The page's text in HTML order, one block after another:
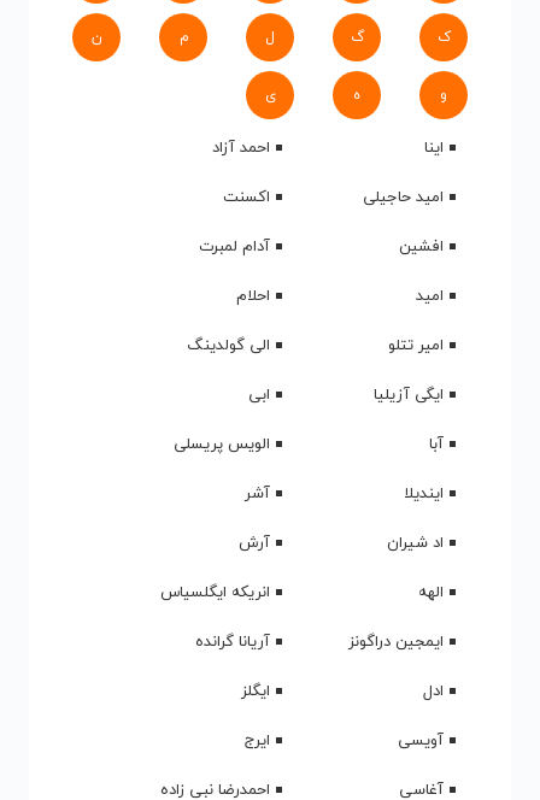
ک گ ل م ن
و ه ی
اینا
احمد آزاد
امید حاجیلی
اکسنت
افشین
آدام لمبرت
امید
احلام
امیر تتلو
الی گولدینگ
ایگی آزیلیا
ابی
آبا
الویس پریسلی
ایندیلا
آشر
اد شیران
آرش
الهه
انریکه ایگلسیاس
ایمجین دراگونز
آریانا گرانده
ادل
ایگلز
آویسی
ایرج
آغاسی
احمدرضا نبی زاده